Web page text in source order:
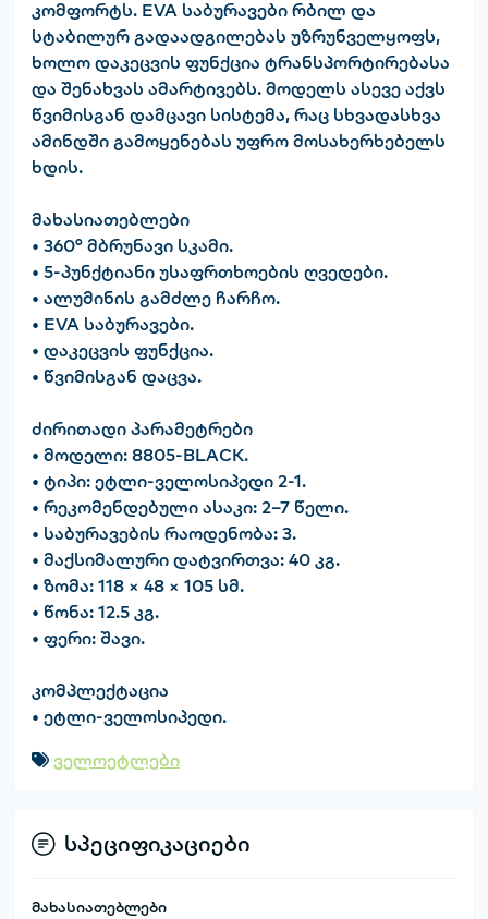
კომფორტს. EVA საბურავები რბილ და
სტაბილურ გადაადგილებას უზრუნველყოფს,
ხოლო დაკეცვის ფუნქცია ტრანსპორტირებასა
და შენახვას ამარტივებს. მოდელს ასევე აქვს
წვიმისგან დამცავი სისტემა, რაც სხვადასხვა
ამინდში გამოყენებას უფრო მოსახერხებელს
ხდის.
მახასიათებლები
• 360° მბრუნავი სკამი.
• 5-პუნქტიანი უსაფრთხოების ღვედები.
• ალუმინის გამძლე ჩარჩო.
• EVA საბურავები.
• დაკეცვის ფუნქცია.
• წვიმისგან დაცვა.
ძირითადი პარამეტრები
• მოდელი: 8805-BLACK.
• ტიპი: ეტლი-ველოსიპედი 2-1.
• რეკომენდებული ასაკი: 2–7 წელი.
• საბურავების რაოდენობა: 3.
• მაქსიმალური დატვირთვა: 40 კგ.
• ზომა: 118 × 48 × 105 სმ.
• წონა: 12.5 კგ.
• ფერი: შავი.
კომპლექტაცია
• ეტლი-ველოსიპედი.
ველოეტლები
სპეციფიკაციები
მახასიათებლები